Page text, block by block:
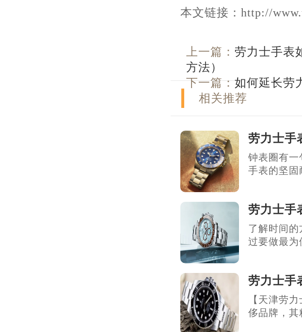
本文链接：http://
上一篇： 劳力士手表
方法）
下一篇： 如何延长劳
相关推荐
劳力士手
钟表圈有一
手表的坚固
劳力士手
了解时间
过要做最为
劳力士手
【天津劳
侈品牌，其